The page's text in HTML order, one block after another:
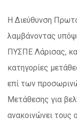
Η Διεύθυνση
λαμβάνοντας
ΠΥΣΠΕ Λάρισας,
κατηγορίες
επί των
Μετάθεσης για
ανακοινώνει τους